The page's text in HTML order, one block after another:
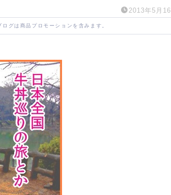
2013年5月16
ログは商品プロモーションを含みます。